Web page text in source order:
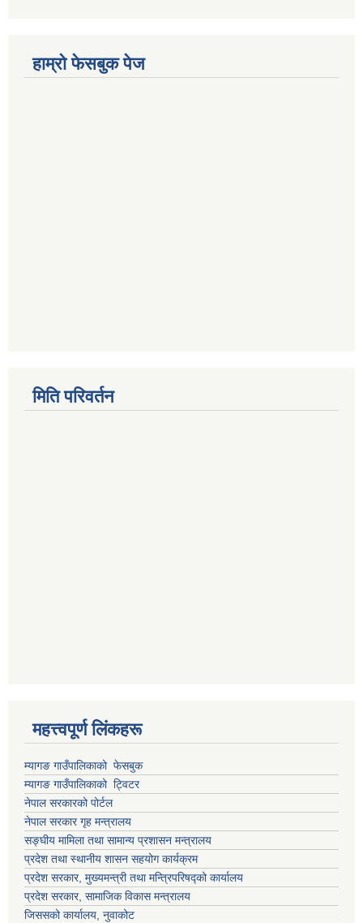
हाम्रो फेसबुक पेज
मिति परिवर्तन
महत्त्वपूर्ण लिंकहरू
म्यागङ गाउँपालिकाको फेसबुक
म्यागङ गाउँपालिकाको ट्विटर
नेपाल सरकारको पोर्टल
नेपाल सरकार गृह मन्त्रालय
सङ्घीय मामिला तथा सामान्य प्रशासन मन्त्रालय
प्रदेश तथा स्थानीय शासन सहयोग कार्यक्रम
प्रदेश सरकार, मुख्यमन्त्री तथा मन्त्रिपरिषद्को कार्यालय
प्रदेश सरकार, सामाजिक विकास मन्त्रालय
जिससको कार्यालय, नुवाकोट